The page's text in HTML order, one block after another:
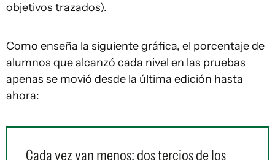
objetivos trazados).
Como enseña la siguiente gráfica, el porcentaje de
alumnos que alcanzó cada nivel en las pruebas
apenas se movió desde la última edición hasta
ahora:
Cada vez van menos: dos tercios de los